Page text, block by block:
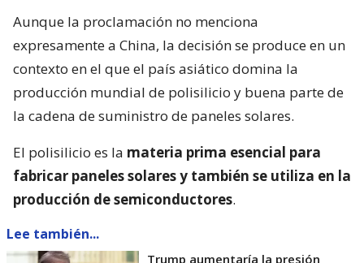
Aunque la proclamación no menciona
expresamente a China, la decisión se produce en un
contexto en el que el país asiático domina la
producción mundial de polisilicio y buena parte de
la cadena de suministro de paneles solares.
El polisilicio es la materia prima esencial para
fabricar paneles solares y también se utiliza en la
producción de semiconductores.
Lee también...
Trump aumentaría la presión